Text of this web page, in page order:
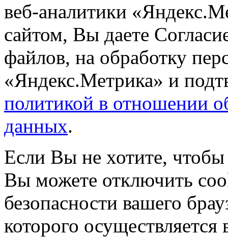
веб-аналитики
сайтом, Вы даете
файлов, на обработку
«Яндекс.Метрика» и
политикой в отношении
данных.
Если Вы не хотите,
Вы можете отключить
безопасности вашего
которого